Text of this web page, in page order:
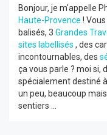
Bonjour, je m'appelle
Haute-Provence !
balisés, 3 Grandes
sites labellisés , des
incontournables, des
ça vous parle ? moi si,
spécialement destiné
un peu, beaucoup
sentiers ...